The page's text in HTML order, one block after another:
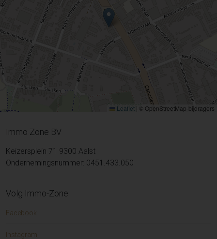
Leaflet | © OpenStreetMap-bijdragers
Immo Zone BV
Keizersplein 71 9300 Aalst
Ondernemingsnummer: 0451.433.050
Volg Immo-Zone
Facebook
Instagram